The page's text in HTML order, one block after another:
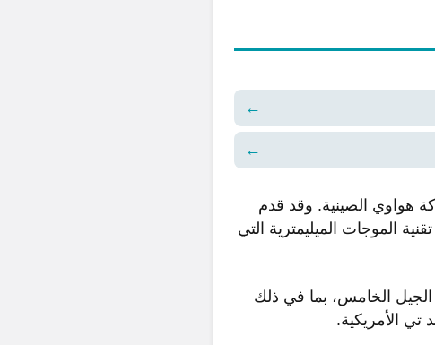
←
←
عندما كان يعمل في شركة هواوي الصينية. وقد قدم
الموجات الميليمترية التي
الجيل الخامس، بما في ذلك
تي الأمريكية.